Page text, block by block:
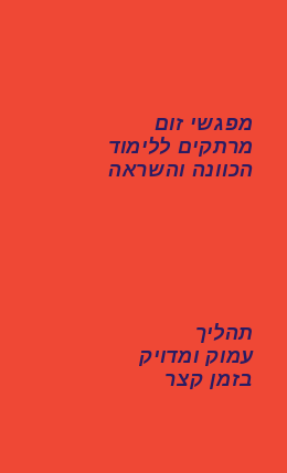
מפגשי זום
מרתקים ללימוד
הכוונה והשראה
תהליך
עמוק ומדויק
בזמן קצר